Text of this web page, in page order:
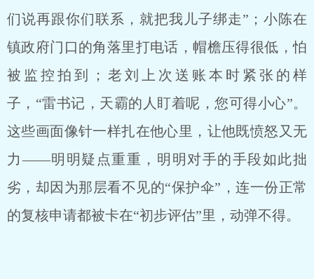
们说再跟你们联系，就把我儿子绑走”；小陈在
镇政府门口的角落里打电话，帽檐压得很低，怕
被监控拍到；老刘上次送账本时紧张的样
子，“雷书记，天霸的人盯着呢，您可得小心”。
这些画面像针一样扎在他心里，让他既愤怒又无
力——明明疑点重重，明明对手的手段如此拙
劣，却因为那层看不见的“保护伞”，连一份正常
的复核申请都被卡在“初步评估”里，动弹不得。